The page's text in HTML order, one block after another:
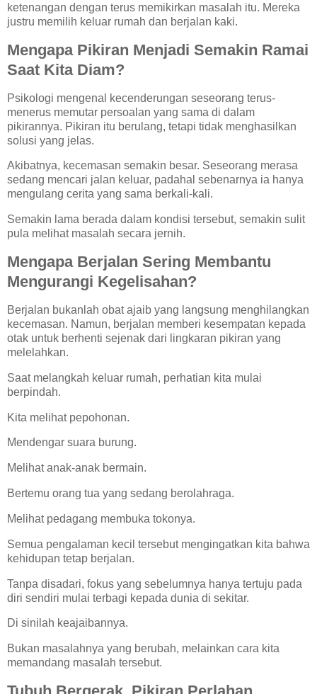
ketenangan dengan terus memikirkan masalah itu. Mereka
justru memilih keluar rumah dan berjalan kaki.
Mengapa Pikiran Menjadi Semakin Ramai
Saat Kita Diam?
Psikologi mengenal kecenderungan seseorang terus-
menerus memutar persoalan yang sama di dalam
pikirannya. Pikiran itu berulang, tetapi tidak menghasilkan
solusi yang jelas.
Akibatnya, kecemasan semakin besar. Seseorang merasa
sedang mencari jalan keluar, padahal sebenarnya ia hanya
mengulang cerita yang sama berkali-kali.
Semakin lama berada dalam kondisi tersebut, semakin sulit
pula melihat masalah secara jernih.
Mengapa Berjalan Sering Membantu
Mengurangi Kegelisahan?
Berjalan bukanlah obat ajaib yang langsung menghilangkan
kecemasan. Namun, berjalan memberi kesempatan kepada
otak untuk berhenti sejenak dari lingkaran pikiran yang
melelahkan.
Saat melangkah keluar rumah, perhatian kita mulai
berpindah.
Kita melihat pepohonan.
Mendengar suara burung.
Melihat anak-anak bermain.
Bertemu orang tua yang sedang berolahraga.
Melihat pedagang membuka tokonya.
Semua pengalaman kecil tersebut mengingatkan kita bahwa
kehidupan tetap berjalan.
Tanpa disadari, fokus yang sebelumnya hanya tertuju pada
diri sendiri mulai terbagi kepada dunia di sekitar.
Di sinilah keajaibannya.
Bukan masalahnya yang berubah, melainkan cara kita
memandang masalah tersebut.